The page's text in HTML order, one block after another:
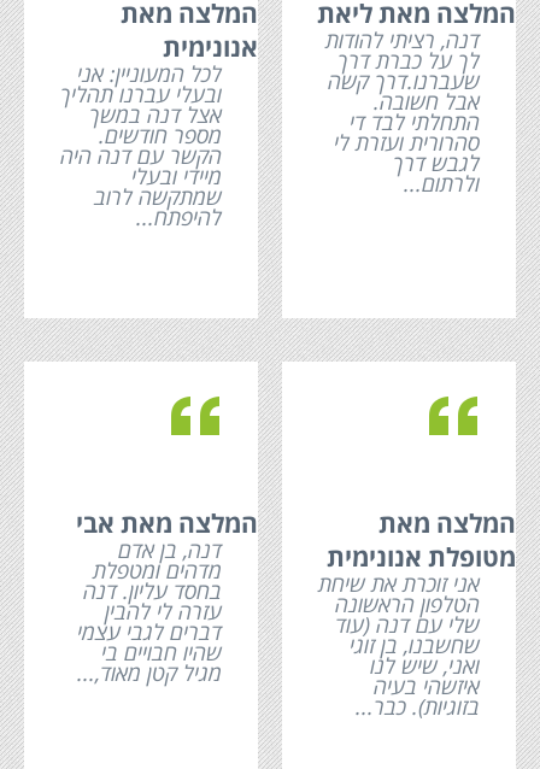
המלצה מאת ליאת
דנה, רציתי להודות
לך על כברת דרך
שעברנו.דרך קשה
אבל חשובה.
התחלתי לבד די
סהרורית ועזרת לי
לגבש דרך
ולרתום...
המלצה מאת
אנונימית
לכל המעוניין: אני
ובעלי עברנו תהליך
אצל דנה במשך
מספר חודשים.
הקשר עם דנה היה
מיידי ובעלי
שמתקשה לרוב
להיפתח...
c
המלצה מאת
מטופלת אנונימית
אני זוכרת את שיחת
הטלפון הראשונה
שלי עם דנה (עוד
שחשבנו, בן זוגי
ואני, שיש לנו
איזשהי בעיה
בזוגיות). כבר...
c
המלצה מאת אבי
דנה, בן אדם
מדהים ומטפלת
בחסד עליון. דנה
עזרה לי להבין
דברים לגבי עצמי
שהיו חבויים בי
מגיל קטן מאוד,...